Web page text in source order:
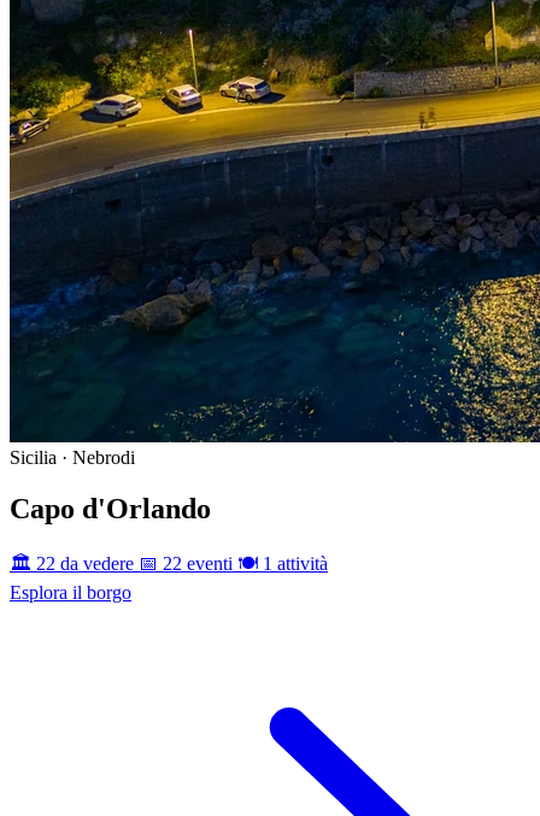
Sicilia · Nebrodi
Capo d'Orlando
🏛️ 22 da vedere 📅 22 eventi 🍽️ 1 attività
Esplora il borgo